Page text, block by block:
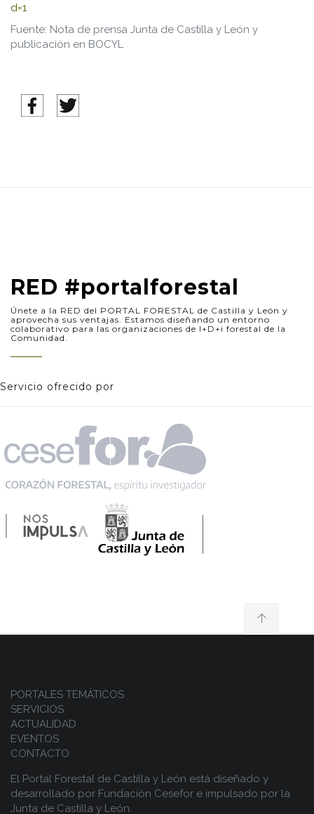
d=1
Fuente: Nota de prensa Junta de Castilla y León y
publicación en BOCYL
RED #portalforestal
Únete a la RED del PORTAL FORESTAL de Castilla y León y
aprovecha sus ventajas. Estamos diseñando un entorno
colaborativo para las organizaciones de I+D+i forestal de la
Comunidad.
Servicio ofrecido por
PORTALES TEMÁTICOS
SERVICIOS
ACTUALIDAD
EVENTOS
CONTACTO
El Portal Forestal de Castilla y León está diseñado y
desarrollado por Fundación Cesefor e impulsado por la
Junta de Castilla y León.